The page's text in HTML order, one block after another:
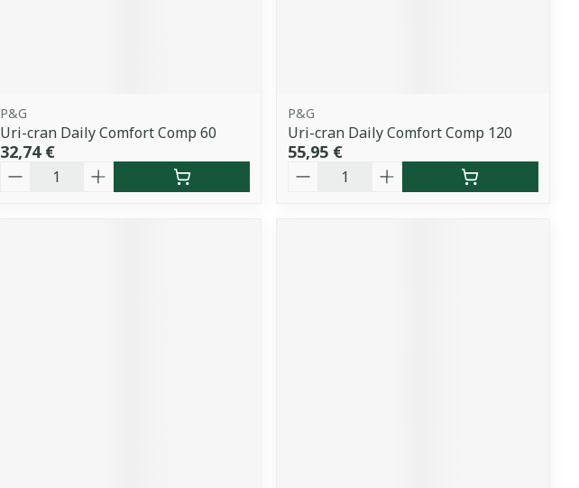
P&G
Uri-cran Daily Comfort Comp 60
32,74 €
Quantité
P&G
Uri-cran Daily Comfort Comp 120
55,95 €
Quantité